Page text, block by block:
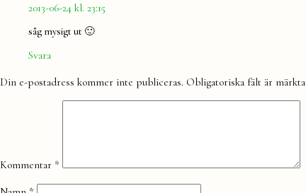
2013-06-24 kl. 23:15
såg mysigt ut 🙂
Svara
Lämna
Din e-postadress kommer inte publiceras. Obligatoriska fält är märkta
Kommentar *